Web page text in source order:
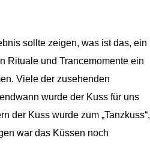
sollte zeigen, was ist das, ein
Rituale und Trancemomente ein
Viele der zusehenden
wurde der Kuss für uns
der Kuss wurde zum „Tanzkuss“,
war das Küssen noch